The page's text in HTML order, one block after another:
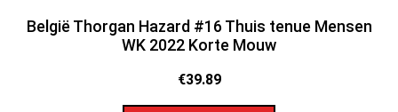
België Thorgan Hazard #16 Thuis tenue Mensen
WK 2022 Korte Mouw
€39.89